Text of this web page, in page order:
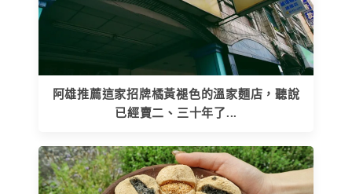
阿雄推薦這家招牌橘黃褪色的溫家麵店，聽說
已經賣二、三十年了...